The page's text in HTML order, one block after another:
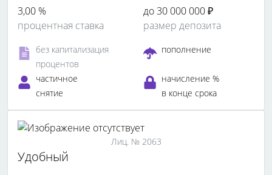
3,00 %
процентная ставка
до 30 000 000 ₽
размер депозита
без капитализация
процентов
пополнение
частичное
снятие
начисление %
в конце срока
Лиц. № 2063
Удобный